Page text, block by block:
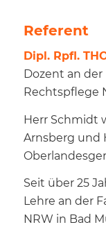
Referent
Dipl. Rpfl.
Dozent an
Rechtspflege
Herr Schmidt
Arnsberg und
Seit über 25
Lehre an der
NRW in Bad